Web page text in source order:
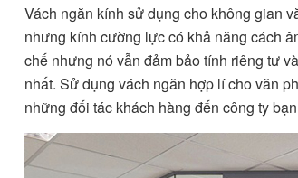
Vách ngăn kính sử dụng cho không gian
nhưng kính cường lực có khả năng cách
chế nhưng nó vẫn đảm bảo tính riêng tư
nhất. Sử dụng vách ngăn hợp lí cho văn
những đối tác khách hàng đến công ty